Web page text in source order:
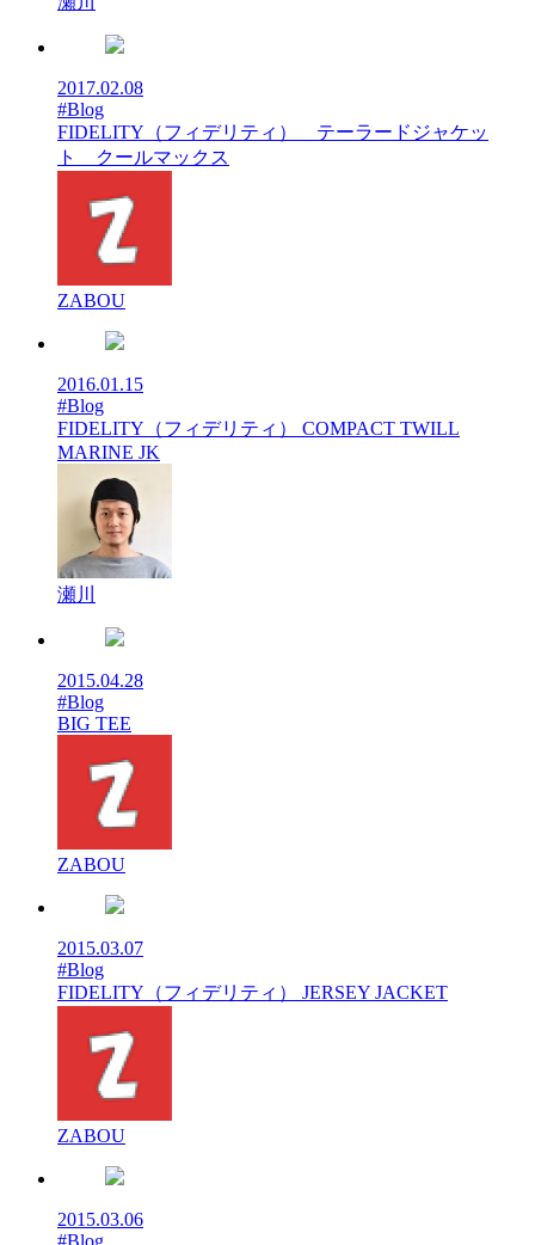
2017.02.08
#Blog
FIDELITY（フィデリティ） テーラードジャケッ
ト クールマックス
ZABOU
2016.01.15
#Blog
FIDELITY（フィデリティ） COMPACT TWILL
MARINE JK
瀬川
2015.04.28
#Blog
BIG TEE
ZABOU
2015.03.07
#Blog
FIDELITY（フィデリティ） JERSEY JACKET
ZABOU
2015.03.06
#Blog